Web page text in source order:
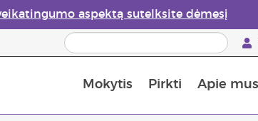
aspektą sutelksite dėmesį
Mokytis Pirkti Apie mus